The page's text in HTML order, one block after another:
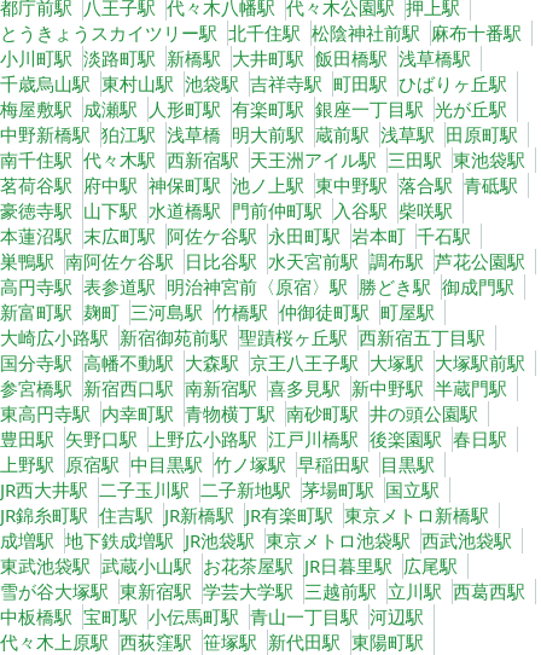
都庁前駅 八王子駅 代々木八幡駅 代々木公園駅 押上駅
とうきょうスカイツリー駅 北千住駅 松陰神社前駅 麻布十番駅
小川町駅 淡路町駅 新橋駅 大井町駅 飯田橋駅 浅草橋駅
千歳烏山駅 東村山駅 池袋駅 吉祥寺駅 町田駅 ひばりヶ丘駅
梅屋敷駅 成瀬駅 人形町駅 有楽町駅 銀座一丁目駅 光が丘駅
中野新橋駅 狛江駅 浅草橋 明大前駅 蔵前駅 浅草駅 田原町駅
南千住駅 代々木駅 西新宿駅 天王洲アイル駅 三田駅 東池袋駅
茗荷谷駅 府中駅 神保町駅 池ノ上駅 東中野駅 落合駅 青砥駅
豪徳寺駅 山下駅 水道橋駅 門前仲町駅 入谷駅 柴咲駅
本蓮沼駅 末広町駅 阿佐ケ谷駅 永田町駅 岩本町 千石駅
巣鴨駅 南阿佐ケ谷駅 日比谷駅 水天宮前駅 調布駅 芦花公園駅
高円寺駅 表参道駅 明治神宮前〈原宿〉駅 勝どき駅 御成門駅
新富町駅 麹町 三河島駅 竹橋駅 仲御徒町駅 町屋駅
大崎広小路駅 新宿御苑前駅 聖蹟桜ヶ丘駅 西新宿五丁目駅
国分寺駅 高幡不動駅 大森駅 京王八王子駅 大塚駅 大塚駅前駅
参宮橋駅 新宿西口駅 南新宿駅 喜多見駅 新中野駅 半蔵門駅
東高円寺駅 内幸町駅 青物横丁駅 南砂町駅 井の頭公園駅
豊田駅 矢野口駅 上野広小路駅 江戸川橋駅 後楽園駅 春日駅
上野駅 原宿駅 中目黒駅 竹ノ塚駅 早稲田駅 目黒駅
JR西大井駅 二子玉川駅 二子新地駅 茅場町駅 国立駅
JR錦糸町駅 住吉駅 JR新橋駅 JR有楽町駅 東京メトロ新橋駅
成増駅 地下鉄成増駅 JR池袋駅 東京メトロ池袋駅 西武池袋駅
東武池袋駅 武蔵小山駅 お花茶屋駅 JR日暮里駅 広尾駅
雪が谷大塚駅 東新宿駅 学芸大学駅 三越前駅 立川駅 西葛西駅
中板橋駅 宝町駅 小伝馬町駅 青山一丁目駅 河辺駅
代々木上原駅 西荻窪駅 笹塚駅 新代田駅 東陽町駅